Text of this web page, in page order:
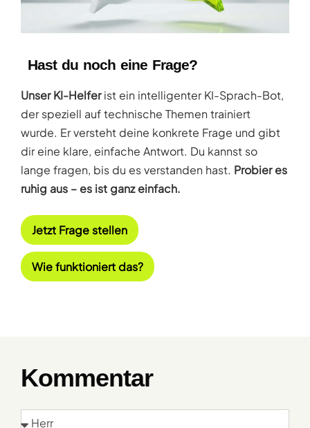
Hast du noch eine Frage?
Unser KI-Helferist ein intelligenter KI-Sprach-Bot,
der speziell auf technische Themen trainiert
wurde. Er versteht deine konkrete Frage und gibt
dir eine klare, einfache Antwort. Du kannst so
lange fragen, bis du es verstanden hast. Probier es
ruhig aus – es ist ganz einfach.
Jetzt Frage stellen
Wie funktioniert das?
Kommentar